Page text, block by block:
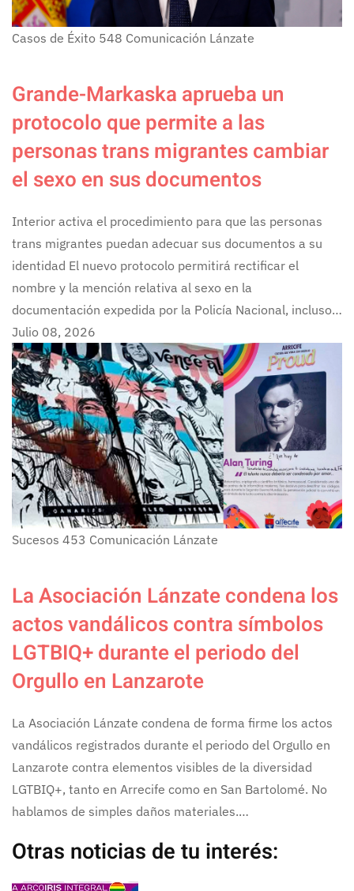
Casos de Éxito 548 Comunicación Lánzate
Grande-Markaska aprueba un
protocolo que permite a las
personas trans migrantes cambiar
el sexo en sus documentos
Interior activa el procedimiento para que las personas
trans migrantes puedan adecuar sus documentos a su
identidad El nuevo protocolo permitirá rectificar el
nombre y la mención relativa al sexo en la
documentación expedida por la Policía Nacional, incluso…
Julio 08, 2026
Sucesos 453 Comunicación Lánzate
La Asociación Lánzate condena los
actos vandálicos contra símbolos
LGTBIQ+ durante el periodo del
Orgullo en Lanzarote
La Asociación Lánzate condena de forma firme los actos
vandálicos registrados durante el periodo del Orgullo en
Lanzarote contra elementos visibles de la diversidad
LGTBIQ+, tanto en Arrecife como en San Bartolomé. No
hablamos de simples daños materiales.…
Otras noticias de tu interés: